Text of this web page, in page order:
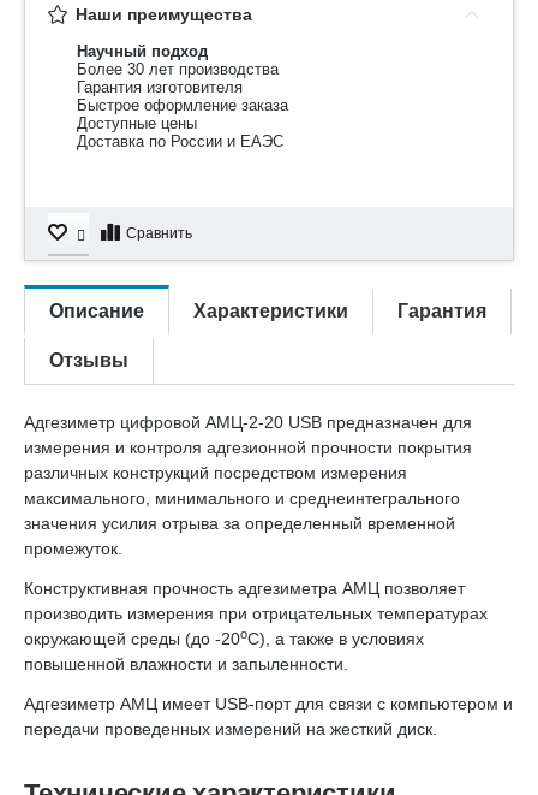
Наши преимущества
Научный подход
Более 30 лет производства
Гарантия изготовителя
Быстрое оформление заказа
Доступные цены
Доставка по России и ЕАЭС
Сравнить
Описание Характеристики Гарантия
Отзывы
Адгезиметр цифровой АМЦ-2-20 USB предназначен для
измерения и контроля адгезионной прочности покрытия
различных конструкций посредством измерения
максимального, минимального и среднеинтегрального
значения усилия отрыва за определенный временной
промежуток.
Конструктивная прочность адгезиметра АМЦ позволяет
производить измерения при отрицательных температурах
окружающей среды (до -20оС), а также в условиях
повышенной влажности и запыленности.
Адгезиметр АМЦ имеет USB-порт для связи с компьютером и
передачи проведенных измерений на жесткий диск.